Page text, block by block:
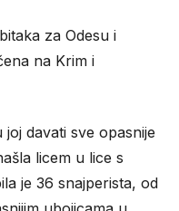
za Odesu i
na Krim i
davati sve opasnije
licem u lice s
je 36 snajperista, od